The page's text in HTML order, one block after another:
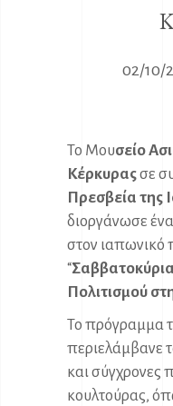
02/10/
Το Μουσείο
Κέρκυραςσε
Πρεσβεία της
διοργάνωσε
στον ιαπωνικό
“
Πολιτισμού
Το πρόγραμμα
περιελάμβανε
και σύγχρονες
κουλτούρας,